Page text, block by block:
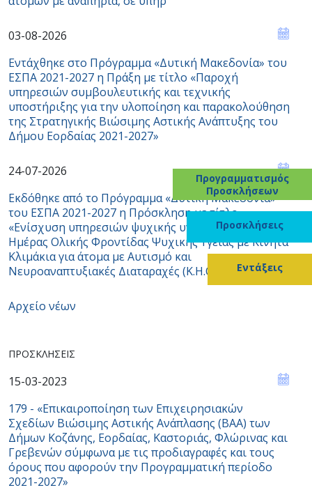
03-08-2026
Εντάχθηκε στο Πρόγραμμα «Δυτική Μακεδονία» του
ΕΣΠΑ 2021-2027 η Πράξη με τίτλο «Παροχή
υπηρεσιών συμβουλευτικής και τεχνικής
υποστήριξης για την υλοποίηση και παρακολούθηση
της Στρατηγικής Βιώσιμης Αστικής Ανάπτυξης του
Δήμου Εορδαίας 2021-2027»
24-07-2026
Εκδόθηκε από το Πρόγραμμα «Δυτική Μακεδονία»
του ΕΣΠΑ 2021-2027 η Πρόσκληση με τίτλο
«Ενίσχυση υπηρεσιών ψυχικής υγείας / Κέντρα
Ημέρας Ολικής Φροντίδας Ψυχικής Υγείας με Κινητά
Κλιμάκια για άτομα με Αυτισμό και
Νευροαναπτυξιακές Διαταραχές (Κ.Η.Ο.Φ.
Αρχείο νέων
ΠΡΟΣΚΛΉΣΕΙΣ
15-03-2023
179 - «Επικαιροποίηση των Επιχειρησιακών
Σχεδίων Βιώσιμης Αστικής Ανάπλασης (ΒΑΑ) των
Δήμων Κοζάνης, Εορδαίας, Καστοριάς, Φλώρινας και
Γρεβενών σύμφωνα με τις προδιαγραφές και τους
όρους που αφορούν την Προγραμματική περίοδο
2021-2027»
Προγραμματισμός
Προσκλήσεων
Προσκλήσεις
Εντάξεις